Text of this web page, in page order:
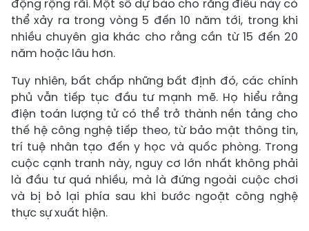
động rộng rãi. Một số dự báo cho rằng điều này có
thể xảy ra trong vòng 5 đến 10 năm tới, trong khi
nhiều chuyên gia khác cho rằng cần từ 15 đến 20
năm hoặc lâu hơn.
Tuy nhiên, bất chấp những bất định đó, các chính
phủ vẫn tiếp tục đầu tư mạnh mẽ. Họ hiểu rằng
điện toán lượng tử có thể trở thành nền tảng cho
thế hệ công nghệ tiếp theo, từ bảo mật thông tin,
trí tuệ nhân tạo đến y học và quốc phòng. Trong
cuộc cạnh tranh này, nguy cơ lớn nhất không phải
là đầu tư quá nhiều, mà là đứng ngoài cuộc chơi
và bị bỏ lại phía sau khi bước ngoặt công nghệ
thực sự xuất hiện.